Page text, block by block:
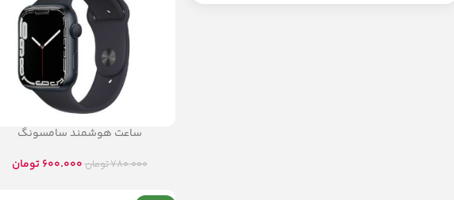
ساعت هوشمند سامسونگ
780.000تومان600.000 تومان